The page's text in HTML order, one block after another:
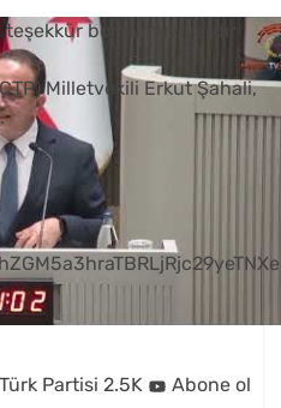
borcumuz vardır
Milletvekili Erkut Şahali,
Partisi 2.5K Abone ol